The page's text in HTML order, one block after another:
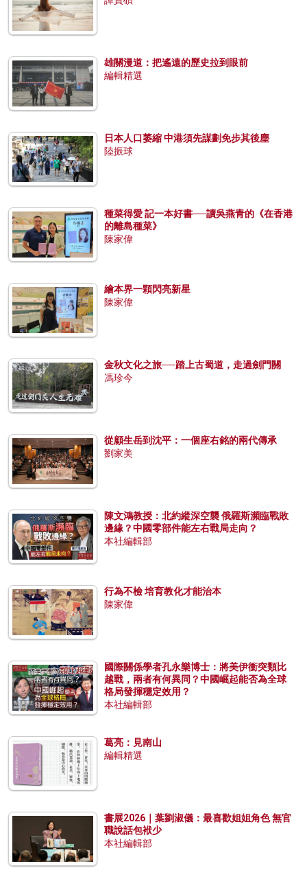
雄關漫道：把遙遠的歷史拉到眼前
編輯精選
日本人口萎縮 中港須先謀劃免步其後塵
陸振球
種菜得愛 記一本好書──讀吳燕青的《在香港
的離島種菜》
陳家偉
繪本界一顆閃亮新星
陳家偉
金秋文化之旅──踏上古蜀道，走過劍門關
馮珍今
從顧生岳到沈平：一個座右銘的兩代傳承
劉家美
陳文鴻教授：北約縱深空襲 俄羅斯瀕臨戰敗
邊緣？中國零部件能左右戰局走向？
本社編輯部
行為不檢 培育教化才能治本
陳家偉
國際關係學者孔永樂博士：將美伊衝突類比
越戰，兩者有何異同？中國崛起能否為全球
格局發揮穩定效用？
本社編輯部
葛亮：見南山
編輯精選
書展2026｜葉劉淑儀：最喜歡姐姐角色 無官
職說話包袱少
本社編輯部